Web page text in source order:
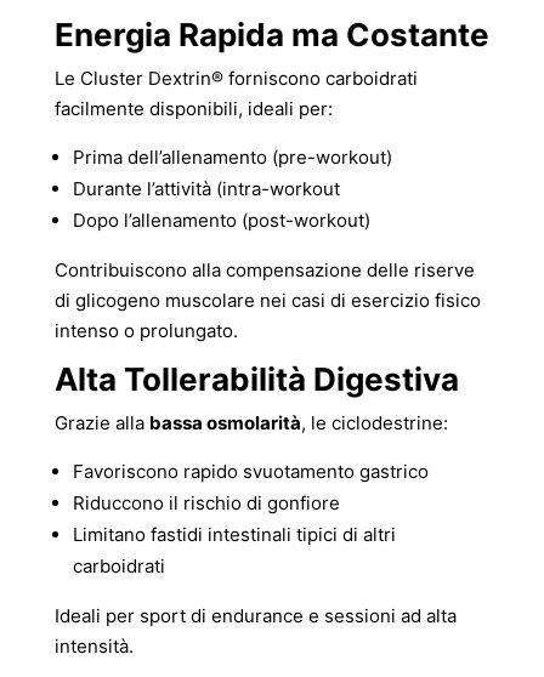
Energia Rapida ma Costante
Le Cluster Dextrin® forniscono carboidrati
facilmente disponibili, ideali per:
Prima dell’allenamento (pre-workout)
Durante l’attività (intra-workout
Dopo l’allenamento (post-workout)
Contribuiscono alla compensazione delle riserve
di glicogeno muscolare nei casi di esercizio fisico
intenso o prolungato.
Alta Tollerabilità Digestiva
Grazie alla bassa osmolarità, le ciclodestrine:
Favoriscono rapido svuotamento gastrico
Riduccono il rischio di gonfiore
Limitano fastidi intestinali tipici di altri
carboidrati
Ideali per sport di endurance e sessioni ad alta
intensità.